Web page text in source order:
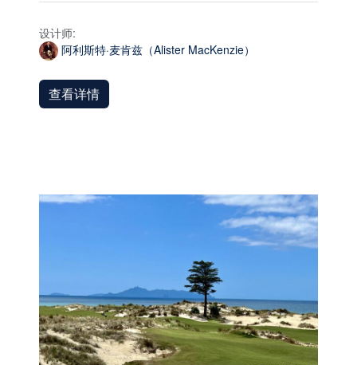
设计师:
阿利斯特·麦肯兹（Alister MacKenzie）
查看详情